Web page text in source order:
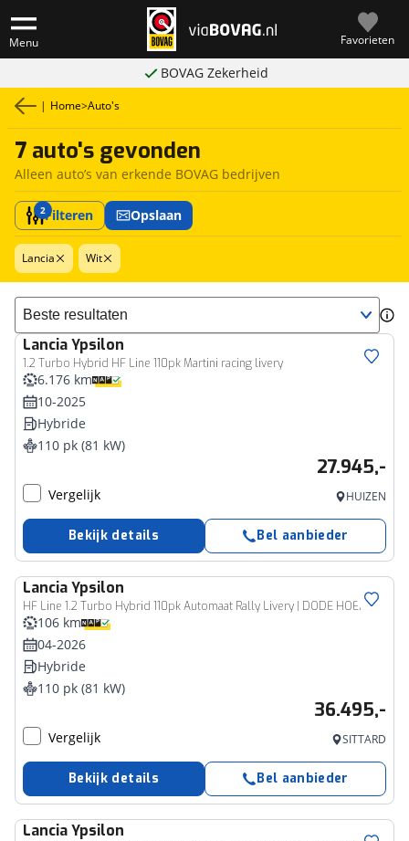
Menu Favorieten
BOVAG Zekerheid
| Home>Auto's
7 auto's gevonden
Alleen auto’s van erkende BOVAG bedrijven
2Filteren Opslaan
Lancia Wit
Sorteer resultaten
LanciaYpsilon
1.2 Turbo Hybrid HF Line 110pk Martini racing livery
6.176 km
10-2025
Hybride
110 pk (81 kW)
27.945,-
Vergelijk HUIZEN
Bekijk details Bel aanbieder
LanciaYpsilon
HF Line 1.2 Turbo Hybrid 110pk Automaat Rally Livery | DODE HOEK | ADAPT. CC | 360° CAM. | 17''LM | SFEERVERL.
106 km
04-2026
Hybride
110 pk (81 kW)
36.495,-
Vergelijk SITTARD
Bekijk details Bel aanbieder
LanciaYpsilon